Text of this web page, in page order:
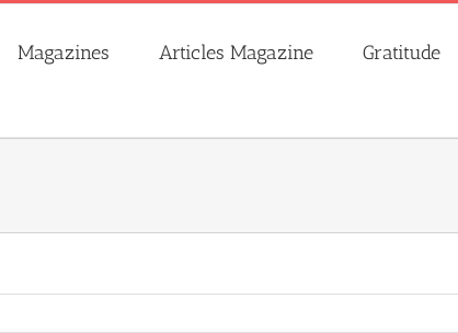
Magazines Articles Magazine Gratitude